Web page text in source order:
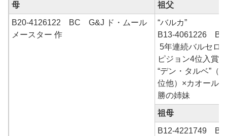
母 祖父
B20-4126122 BC G&J ド・ムール
メースター 作
“バルカ”
B13-4061226 BC
5年連続バルセロ
ピジョン4位入賞
“デン・タルベ”（
位他）×カオール
勝の姉妹
祖母
B12-4221749 BC